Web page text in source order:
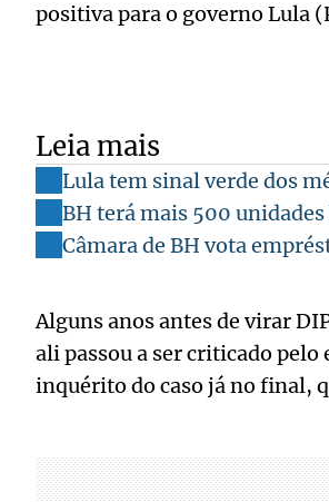
positiva para o governo Lula
Leia mais
Lula tem sinal verde dos
BH terá mais 500
Câmara de BH vota
Alguns anos antes de virar
ali passou a ser criticado pelo
inquérito do caso já no final,